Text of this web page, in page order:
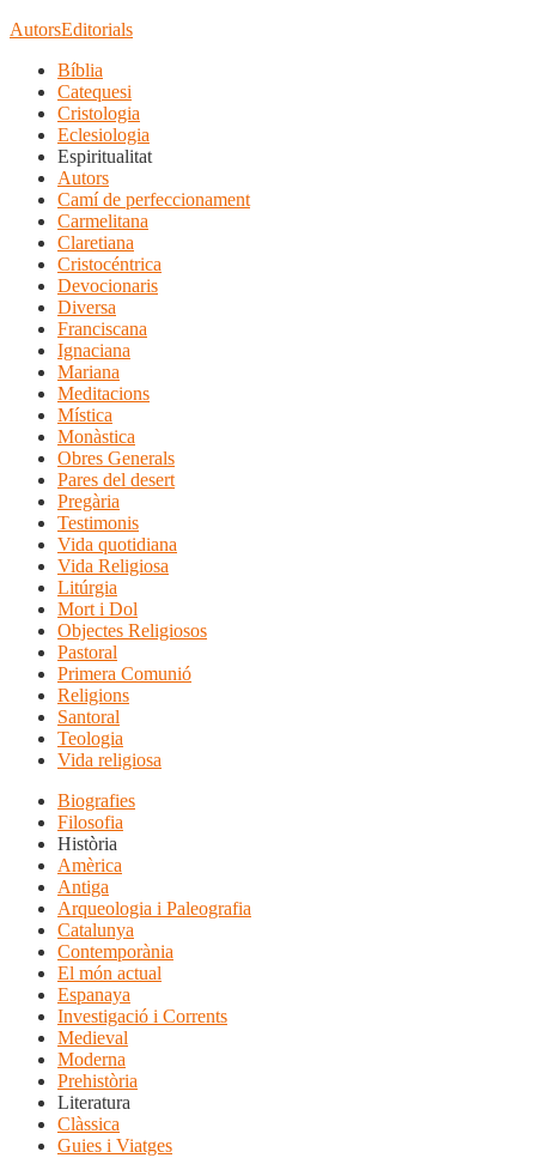
AutorsEditorials
Bíblia
Catequesi
Cristologia
Eclesiologia
Espiritualitat
Autors
Camí de perfeccionament
Carmelitana
Claretiana
Cristocéntrica
Devocionaris
Diversa
Franciscana
Ignaciana
Mariana
Meditacions
Mística
Monàstica
Obres Generals
Pares del desert
Pregària
Testimonis
Vida quotidiana
Vida Religiosa
Litúrgia
Mort i Dol
Objectes Religiosos
Pastoral
Primera Comunió
Religions
Santoral
Teologia
Vida religiosa
Biografies
Filosofia
Història
Amèrica
Antiga
Arqueologia i Paleografia
Catalunya
Contemporània
El món actual
Espanaya
Investigació i Corrents
Medieval
Moderna
Prehistòria
Literatura
Clàssica
Guies i Viatges